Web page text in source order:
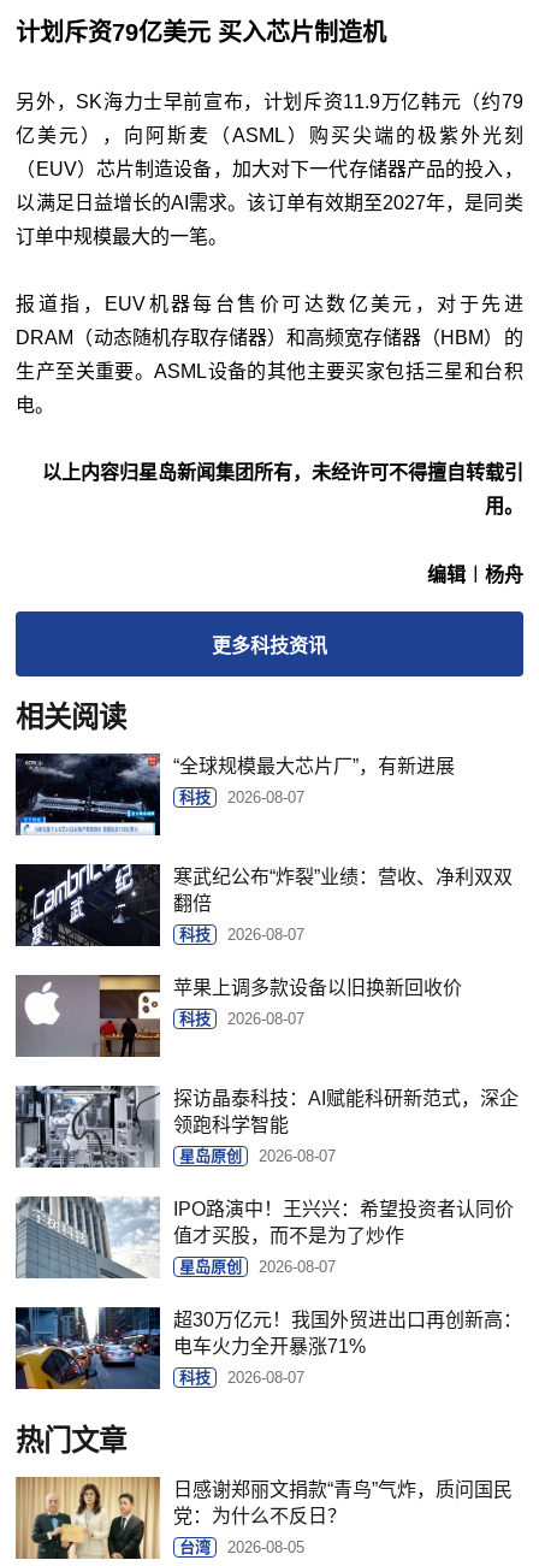
计划斥资79亿美元 买入芯片制造机
另外，SK海力士早前宣布，计划斥资11.9万亿韩元（约79
亿美元），向阿斯麦（ASML）购买尖端的极紫外光刻
（EUV）芯片制造设备，加大对下一代存储器产品的投入，
以满足日益增长的AI需求。该订单有效期至2027年，是同类
订单中规模最大的一笔。
报道指，EUV机器每台售价可达数亿美元，对于先进
DRAM（动态随机存取存储器）和高频宽存储器（HBM）的
生产至关重要。ASML设备的其他主要买家包括三星和台积
电。
以上内容归星岛新闻集团所有，未经许可不得擅自转载引
用。
编辑︱杨舟
更多科技资讯
相关阅读
“全球规模最大芯片厂”，有新进展
科技 2026-08-07
寒武纪公布“炸裂”业绩：营收、净利双双
翻倍
科技 2026-08-07
苹果上调多款设备以旧换新回收价
科技 2026-08-07
探访晶泰科技：AI赋能科研新范式，深企
领跑科学智能
星岛原创 2026-08-07
IPO路演中！王兴兴：希望投资者认同价
值才买股，而不是为了炒作
星岛原创 2026-08-07
超30万亿元！我国外贸进出口再创新高：
电车火力全开暴涨71%
科技 2026-08-07
热门文章
日感谢郑丽文捐款“青鸟”气炸，质问国民
党：为什么不反日？
台湾 2026-08-05